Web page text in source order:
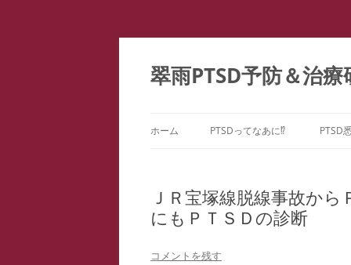
コ
テ
ン
ツ
ッ
翠雨PTSD予防＆治療
ホーム PTSDってなあに⁉
こころのケア ＝ PTSD予防
どうしてPTSDになるの⁉
PTSD
ＪＲ宝塚線脱線事故か
にもＰＴＳＤの診断
コメントを残す